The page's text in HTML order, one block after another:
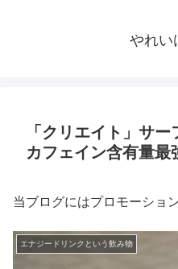
やれい
「クリエイト」サ
カフェイン含有量最
当ブログにはプロモーショ
エナジードリンクという飲み物